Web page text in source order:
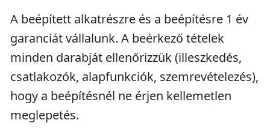
A beépített alkatrészre és a beépítésre 1 év
garanciát vállalunk. A beérkező tételek
minden darabját ellenőrizzük (illeszkedés,
csatlakozók, alapfunkciók, szemrevételezés),
hogy a beépítésnél ne érjen kellemetlen
meglepetés.